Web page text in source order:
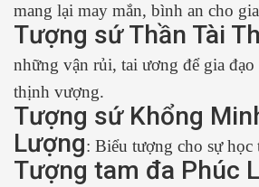
mang lại may mắn, bình an cho
Tượng sứ Thần Tài
những vận rủi, tai ương để gia đạo
thịnh vượng.
Tượng sứ Khổng
Lượng: Biểu tượng cho sự
Tượng tam đa Phúc